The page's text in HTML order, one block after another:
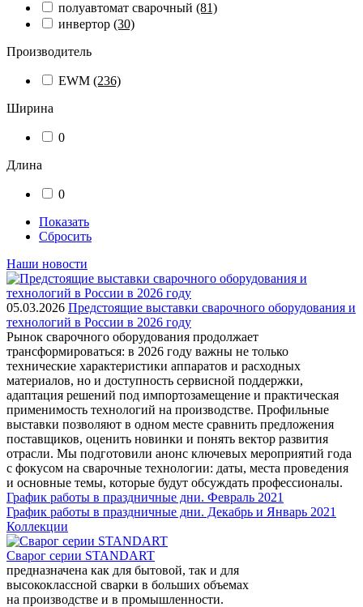
полуавтомат сварочный (81)
инвертор (30)
Производитель
EWM (236)
Ширина
0
Длина
0
Показать
Сбросить
Наши новости
05.03.2026 Предстоящие выставки сварочного оборудования и
технологий в России в 2026 году
Рынок сварочного оборудования продолжает
трансформироваться: в 2026 году важны не только
технические характеристики аппаратов и расходных
материалов, но и доступность сервисной поддержки,
адаптация решений под импортозамещение и практическая
применимость технологий на производстве. Профильные
выставки позволяют в одном месте сравнить предложения
поставщиков, оценить новинки и понять вектор развития
отрасли. Мы подготовили анонс ключевых мероприятий года
с фокусом на сварочные технологии: даты, места проведения
и основные темы, которые будут обсуждать профессионалы.
График работы в праздничные дни. Февраль 2021
График работы в праздничные дни. Декабрь и Январь 2021
Коллекции
Сварог серии STANDART
предназначена как для бытовой, так и для
высококлассной сварки в больших объемах
на производстве и в промышленности.